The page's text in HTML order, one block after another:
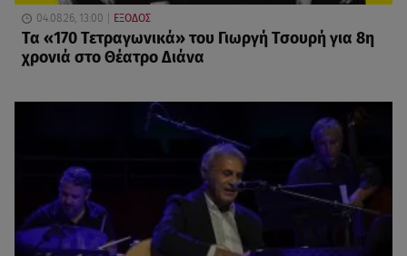
04.08.26, 13:00 ΕΞΟΔΟΣ
Τα «170 Τετραγωνικά» του Γιωργή Τσουρή για 8η
χρονιά στο Θέατρο Διάνα